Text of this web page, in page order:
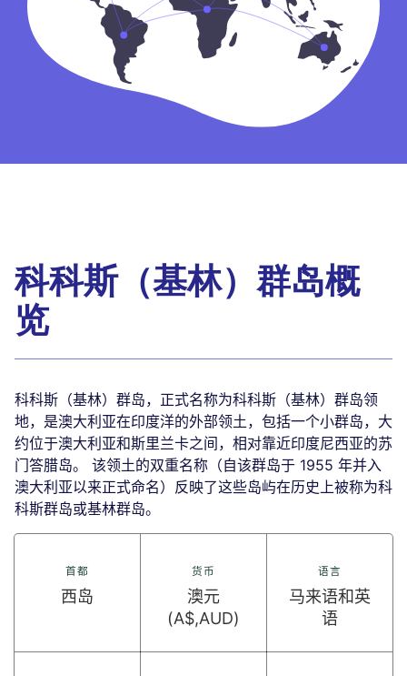
科科斯（基林）群岛概
览
科科斯（基林）群岛，正式名称为科科斯（基林）群岛领
地，是澳大利亚在印度洋的外部领土，包括一个小群岛，大
约位于澳大利亚和斯里兰卡之间，相对靠近印度尼西亚的苏
门答腊岛。 该领土的双重名称（自该群岛于 1955 年并入
澳大利亚以来正式命名）反映了这些岛屿在历史上被称为科
科斯群岛或基林群岛。
首都
西岛
货币
澳元
(A$,AUD)
语言
马来语和英
语